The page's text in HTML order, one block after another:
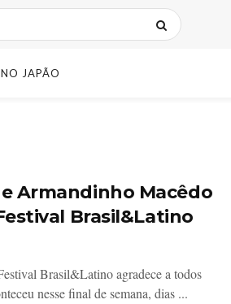
JAPÃO
Armandinho Macêdo
Brasil&Latino
Brasil&Latino agradece a todos
nesse final de semana, dias ...